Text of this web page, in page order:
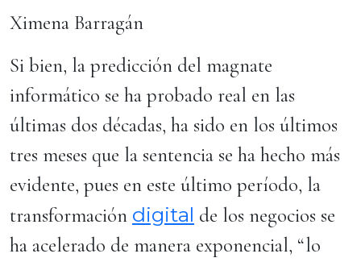
Ximena Barragán
Si bien, la predicción del magnate
informático se ha probado real en las
últimas dos décadas, ha sido en los últimos
tres meses que la sentencia se ha hecho más
evidente, pues en este último período, la
transformación digital de los negocios se
ha acelerado de manera exponencial, “lo